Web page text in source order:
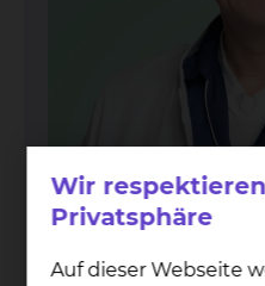
Dr.
Fichtengrund 1,
Wir
Privatsphäre
Auf dieser Webseite